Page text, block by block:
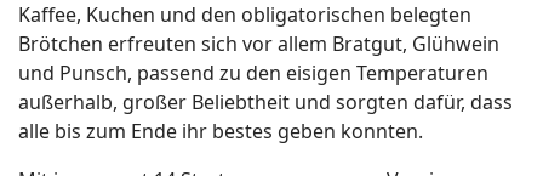
Kaffee, Kuchen und den obligatorischen belegten
Brötchen erfreuten sich vor allem Bratgut, Glühwein
und Punsch, passend zu den eisigen Temperaturen
außerhalb, großer Beliebtheit und sorgten dafür, dass
alle bis zum Ende ihr bestes geben konnten.